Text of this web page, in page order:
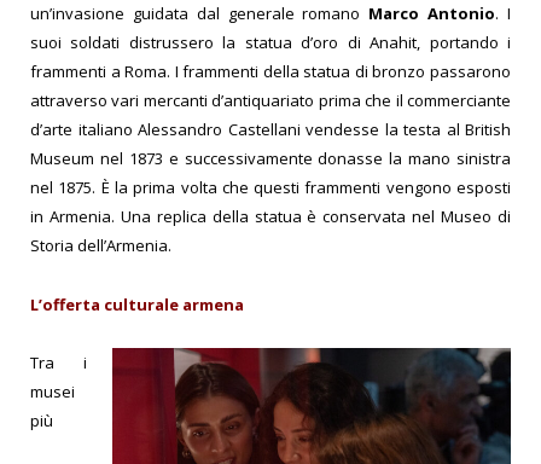
un’invasione guidata dal generale romano Marco Antonio. I
suoi soldati distrussero la statua d’oro di Anahit, portando i
frammenti a Roma. I frammenti della statua di bronzo passarono
attraverso vari mercanti d’antiquariato prima che il commerciante
d’arte italiano Alessandro Castellani vendesse la testa al British
Museum nel 1873 e successivamente donasse la mano sinistra
nel 1875. È la prima volta che questi frammenti vengono esposti
in Armenia. Una replica della statua è conservata nel Museo di
Storia dell’Armenia.
L’offerta culturale armena
Tra i
musei
più